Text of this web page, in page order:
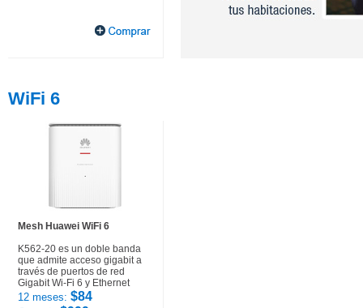
WiFi 6
Mesh Huawei WiFi 6
K562-20 es un doble banda
que admite acceso gigabit a
través de puertos de red
Gigabit Wi-Fi 6 y Ethernet
12 meses: $84